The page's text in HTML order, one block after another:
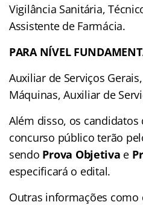
Vigilância Sanitária,
Assistente de Farmácia.
PARA NÍVEL
Auxiliar de Serviços
Máquinas, Auxiliar de
Além disso, os
concurso público terão
sendo Prova Objetiva e
especificará o edital.
Outras informações como